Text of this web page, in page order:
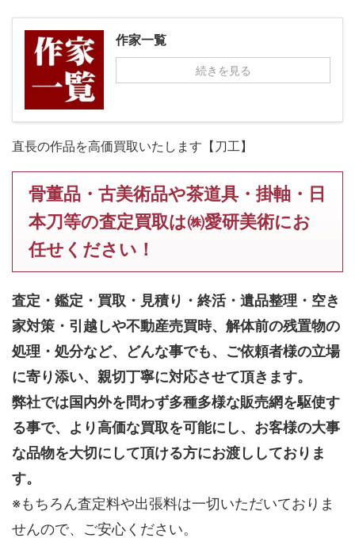
作家一覧
続きを見る
直長の作品を高価買取いたします【刀工】
骨董品・古美術品や茶道具・掛軸・日
本刀等の査定買取は㈱愛研美術にお
任せください！
査定・鑑定・買取・見積り・終活・遺品整理・空き
家対策・引越しや不動産売買時、解体前の残置物の
処理・処分など、どんな事でも、 ご依頼者様の立場
に寄り添い、親切丁寧に対応させて頂きます。
弊社では国内外を問わず多種多様な販売網を駆使す
る事で、より高価な買取を可能にし、お客様の大事
な品物を大切にして頂ける方にお渡ししておりま
す。
※もちろん査定料や出張料は一切いただいておりま
せんので、ご安心ください。